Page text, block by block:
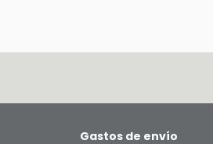
Gastos de envío